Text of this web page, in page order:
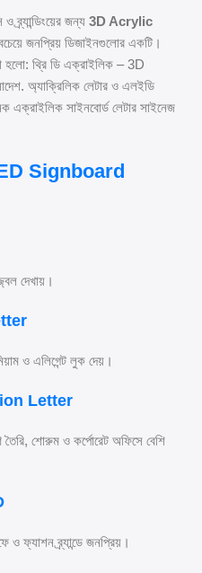
জন্য 3D Acrylic
জনপ্রিয় ডিজাইনগুলোর একটি।
হলো: থ্রি ডি এক্রাইলিক – 3D
অ্যাক্রিলিক লেটার ও এলইডি
এক্রাইলিক সাইনবোর্ড লেটার সাইনেজ
Signboard
দেখায়।
ও এলিগেন্ট লুক দেয়।
Letter
শোরুম ও কর্পোরেট অফিসে বেশি
ফ্যাশন ব্র্যান্ডে জনপ্রিয়।